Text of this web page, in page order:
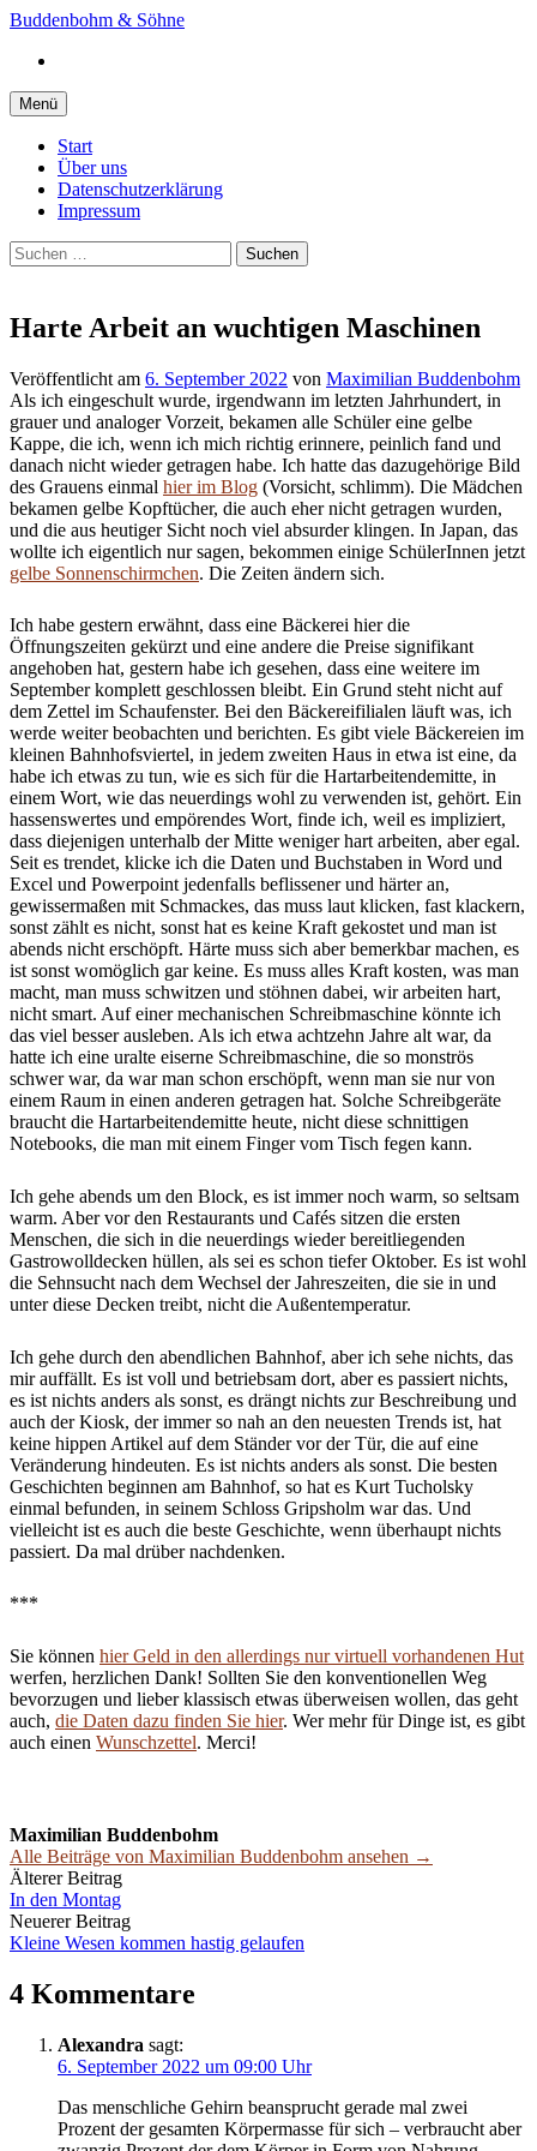
Springe
Inhalt
Buddenbohm & Söhne
Menü
Start
Über uns
Datenschutzerklärung
Impressum
Suchen
nach:
Harte Arbeit an wuchtigen Maschinen
Veröffentlicht am 6. September 2022 von Maximilian Buddenbohm
Als ich eingeschult wurde, irgendwann im letzten Jahrhundert, in
grauer und analoger Vorzeit, bekamen alle Schüler eine gelbe
Kappe, die ich, wenn ich mich richtig erinnere, peinlich fand und
danach nicht wieder getragen habe. Ich hatte das dazugehörige Bild
des Grauens einmal hier im Blog (Vorsicht, schlimm). Die Mädchen
bekamen gelbe Kopftücher, die auch eher nicht getragen wurden,
und die aus heutiger Sicht noch viel absurder klingen. In Japan, das
wollte ich eigentlich nur sagen, bekommen einige SchülerInnen jetzt
gelbe Sonnenschirmchen. Die Zeiten ändern sich.
Ich habe gestern erwähnt, dass eine Bäckerei hier die
Öffnungszeiten gekürzt und eine andere die Preise signifikant
angehoben hat, gestern habe ich gesehen, dass eine weitere im
September komplett geschlossen bleibt. Ein Grund steht nicht auf
dem Zettel im Schaufenster. Bei den Bäckereifilialen läuft was, ich
werde weiter beobachten und berichten. Es gibt viele Bäckereien im
kleinen Bahnhofsviertel, in jedem zweiten Haus in etwa ist eine, da
habe ich etwas zu tun, wie es sich für die Hartarbeitendemitte, in
einem Wort, wie das neuerdings wohl zu verwenden ist, gehört. Ein
hassenswertes und empörendes Wort, finde ich, weil es impliziert,
dass diejenigen unterhalb der Mitte weniger hart arbeiten, aber egal.
Seit es trendet, klicke ich die Daten und Buchstaben in Word und
Excel und Powerpoint jedenfalls beflissener und härter an,
gewissermaßen mit Schmackes, das muss laut klicken, fast klackern,
sonst zählt es nicht, sonst hat es keine Kraft gekostet und man ist
abends nicht erschöpft. Härte muss sich aber bemerkbar machen, es
ist sonst womöglich gar keine. Es muss alles Kraft kosten, was man
macht, man muss schwitzen und stöhnen dabei, wir arbeiten hart,
nicht smart. Auf einer mechanischen Schreibmaschine könnte ich
das viel besser ausleben. Als ich etwa achtzehn Jahre alt war, da
hatte ich eine uralte eiserne Schreibmaschine, die so monströs
schwer war, da war man schon erschöpft, wenn man sie nur von
einem Raum in einen anderen getragen hat. Solche Schreibgeräte
braucht die Hartarbeitendemitte heute, nicht diese schnittigen
Notebooks, die man mit einem Finger vom Tisch fegen kann.
Ich gehe abends um den Block, es ist immer noch warm, so seltsam
warm. Aber vor den Restaurants und Cafés sitzen die ersten
Menschen, die sich in die neuerdings wieder bereitliegenden
Gastrowolldecken hüllen, als sei es schon tiefer Oktober. Es ist wohl
die Sehnsucht nach dem Wechsel der Jahreszeiten, die sie in und
unter diese Decken treibt, nicht die Außentemperatur.
Ich gehe durch den abendlichen Bahnhof, aber ich sehe nichts, das
mir auffällt. Es ist voll und betriebsam dort, aber es passiert nichts,
es ist nichts anders als sonst, es drängt nichts zur Beschreibung und
auch der Kiosk, der immer so nah an den neuesten Trends ist, hat
keine hippen Artikel auf dem Ständer vor der Tür, die auf eine
Veränderung hindeuten. Es ist nichts anders als sonst. Die besten
Geschichten beginnen am Bahnhof, so hat es Kurt Tucholsky
einmal befunden, in seinem Schloss Gripsholm war das. Und
vielleicht ist es auch die beste Geschichte, wenn überhaupt nichts
passiert. Da mal drüber nachdenken.
***
Sie können hier Geld in den allerdings nur virtuell vorhandenen Hut
werfen, herzlichen Dank! Sollten Sie den konventionellen Weg
bevorzugen und lieber klassisch etwas überweisen wollen, das geht
auch, die Daten dazu finden Sie hier. Wer mehr für Dinge ist, es gibt
auch einen Wunschzettel. Merci!
Maximilian Buddenbohm
Alle Beiträge von Maximilian Buddenbohm ansehen →
Beitrags-
Navigation
Älterer Beitrag
In den Montag
Neuerer Beitrag
Kleine Wesen kommen hastig gelaufen
4 Kommentare
Alexandra sagt:
6. September 2022 um 09:00 Uhr
Das menschliche Gehirn beansprucht gerade mal zwei
Prozent der gesamten Körpermasse für sich – verbraucht aber